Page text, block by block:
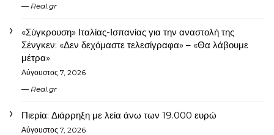
Real.gr
«Σύγκρουση» Ιταλίας-Ισπανίας για την αναστολή της
Σένγκεν: «Δεν δεχόμαστε τελεσίγραφα» – «Θα λάβουμε
μέτρα»
Αύγουστος 7, 2026
Real.gr
Πιερία: Διάρρηξη με λεία άνω των 19.000 ευρώ
Αύγουστος 7, 2026